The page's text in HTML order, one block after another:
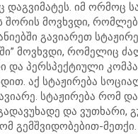
დაგვიმატეს. იმ ორმოც
შორის მოვხვდი,
გავიარეთ
მოვხვდი, რომელიც
და პერსპექტიული
აქ სტაჟირება
სტაჟირება რომ
და ვუთხარი,
გემშვიდობებით-